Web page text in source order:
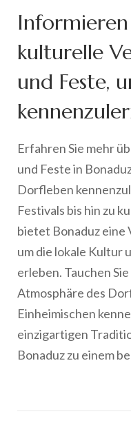
Informieren
kulturelle
und Feste,
Erfahren Sie mehr
und Feste in
Dorfleben
Festivals bis hin zu
bietet Bonaduz eine
um die lokale Kultur
erleben. Tauchen
Atmosphäre des
Einheimischen
einzigartigen
Bonaduz zu einem